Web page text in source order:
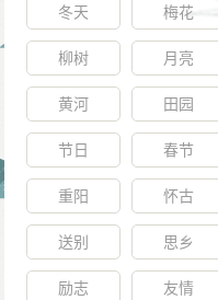
冬天 梅花
柳树 月亮
黄河 田园
节日 春节
重阳 怀古
送别 思乡
励志 友情